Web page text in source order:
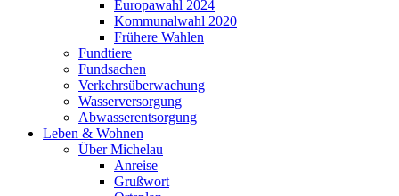
Europawahl 2024
Kommunalwahl 2020
Frühere Wahlen
Fundtiere
Fundsachen
Verkehrsüberwachung
Wasserversorgung
Abwasserentsorgung
Leben & Wohnen
Über Michelau
Anreise
Grußwort